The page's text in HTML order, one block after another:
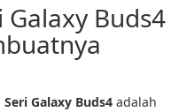
Buds4
Seri Galaxy Buds4 adalah